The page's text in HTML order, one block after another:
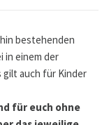
bestehenden
in einem der
auch für Kinder
für euch ohne